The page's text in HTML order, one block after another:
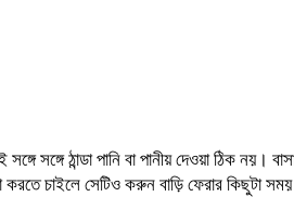
সঙ্গে ঠান্ডা পানি বা পানীয় দেওয়া ঠিক
করতে চাইলে সেটিও করুন বাড়ি ফেরার কিছুটা